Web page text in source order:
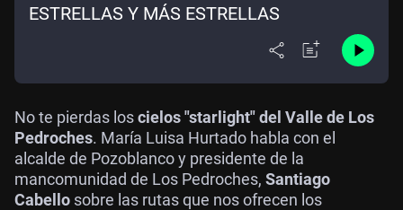
ESTRELLAS Y MÁS ESTRELLAS
No te pierdas loscielos "starlight" del Valle de Los
Pedroches. María Luisa Hurtado habla con el
alcalde de Pozoblanco y presidente de la
mancomunidad de Los Pedroches, Santiago
Cabello sobre las rutas que nos ofrecen los